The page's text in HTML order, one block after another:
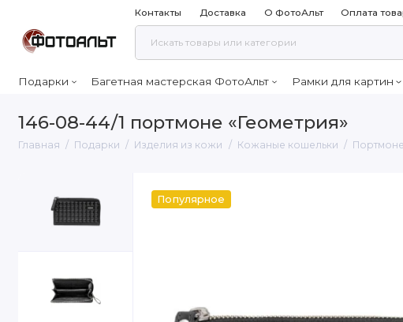
Контакты Доставка О ФотоАльт Оплата
Подарки Багетная мастерская ФотоАльт Рамки для картин
146-08-44/1 портмоне «Геометрия»
Главная Подарки Изделия из кожи Кожаные кошельки
Популярное